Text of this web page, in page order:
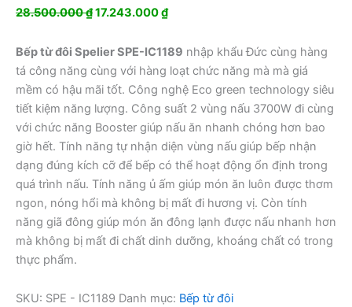
28.500.000₫Giá
là:
28.500.000 ₫.
17.243.000₫Giá
tại
là:
17.243.000 ₫.
Bếp từ đôi Spelier SPE-IC1189 nhập khẩu Đức cùng hàng
tá công năng cùng với hàng loạt chức năng mà mà giá
mềm có hậu mãi tốt. Công nghệ Eco green technology siêu
tiết kiệm năng lượng. Công suất 2 vùng nấu 3700W đi cùng
với chức năng Booster giúp nấu ăn nhanh chóng hơn bao
giờ hết. Tính năng tự nhận diện vùng nấu giúp bếp nhận
dạng đúng kích cỡ để bếp có thể hoạt động ổn định trong
quá trình nấu. Tính năng ủ ấm giúp món ăn luôn được thơm
ngon, nóng hổi mà không bị mất đi hương vị. Còn tính
năng giã đông giúp món ăn đông lạnh được nấu nhanh hơn
mà không bị mất đi chất dinh dưỡng, khoáng chất có trong
thực phẩm.
SKU: SPE - IC1189 Danh mục: Bếp từ đôi